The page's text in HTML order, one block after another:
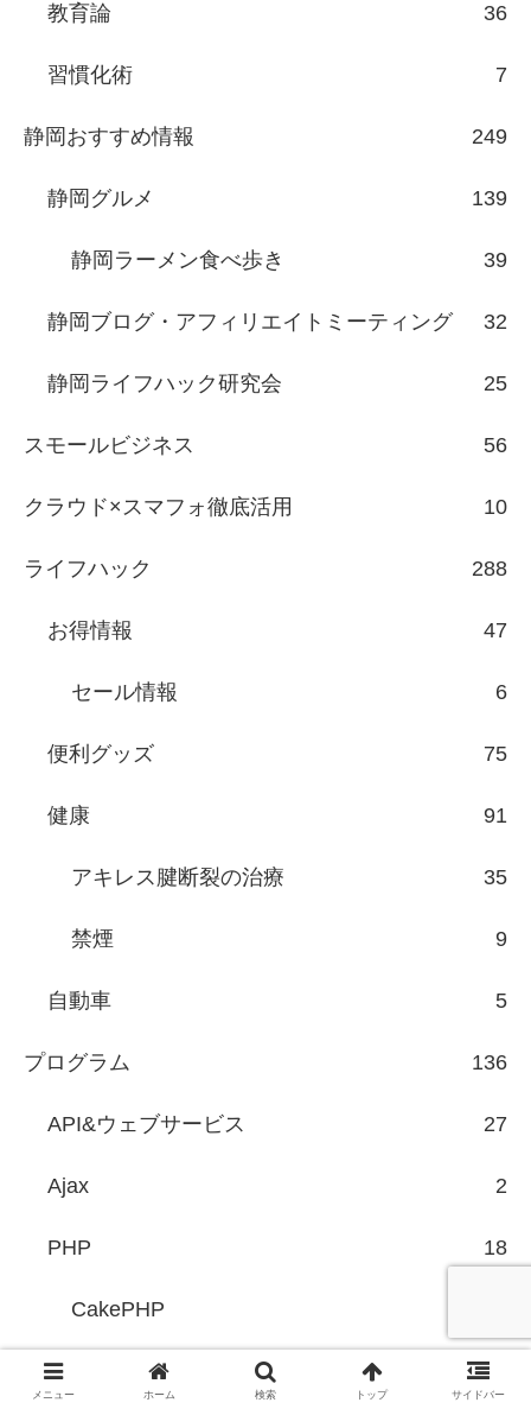
教育論 36
習慣化術 7
静岡おすすめ情報 249
静岡グルメ 139
静岡ラーメン食べ歩き 39
静岡ブログ・アフィリエイトミーティング 32
静岡ライフハック研究会 25
スモールビジネス 56
クラウド×スマフォ徹底活用 10
ライフハック 288
お得情報 47
セール情報 6
便利グッズ 75
健康 91
アキレス腱断裂の治療 35
禁煙 9
自動車 5
プログラム 136
API&ウェブサービス 27
Ajax 2
PHP 18
CakePHP
アルゴリズム
メニュー ホーム 検索 トップ サイドバー